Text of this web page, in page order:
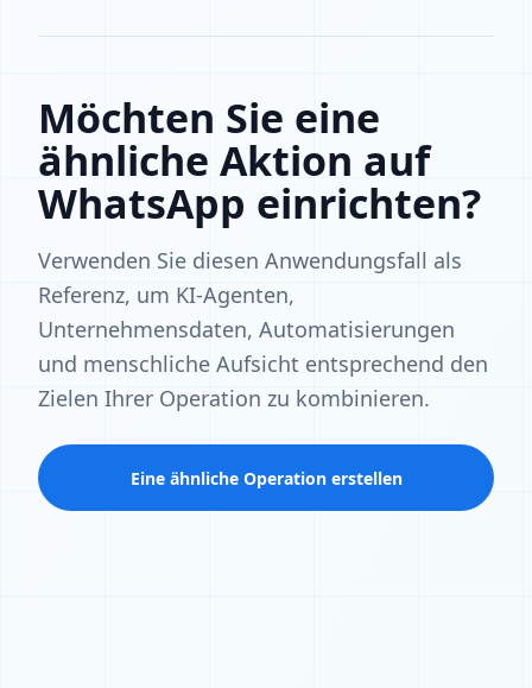
Möchten Sie eine
ähnliche Aktion auf
WhatsApp einrichten?
Verwenden Sie diesen Anwendungsfall als
Referenz, um KI-Agenten,
Unternehmensdaten, Automatisierungen
und menschliche Aufsicht entsprechend den
Zielen Ihrer Operation zu kombinieren.
Eine ähnliche Operation erstellen